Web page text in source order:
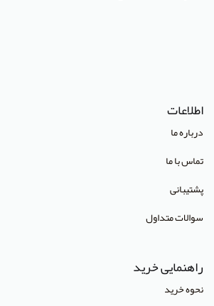
انتشارات جهاد دانشگاهی تهران
اطلاعات
درباره ما
تماس با ما
پشتیبانی
سوالات متداول
راهنمایی خرید
نحوه خرید